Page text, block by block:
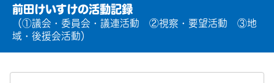
前田けいすけの活動記録
（①議会・委員会・議連活動 ②視察・要望活動 ③地
域・後援会活動）